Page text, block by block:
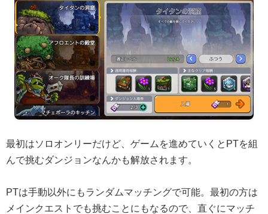
最初はソロオンリーだけど、ゲームを進めていくとPTを組
んで挑むダンジョンなんかも解放されます。
PTは手動以外にもランダムマッチングで可能。最初の方は
メインクエストでも挑むことにもなるので、直ぐにマッチ